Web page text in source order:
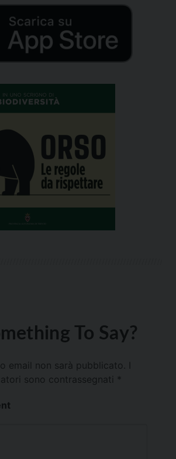
To Say?
email non sarà pubblicato.
sono contrassegnati *